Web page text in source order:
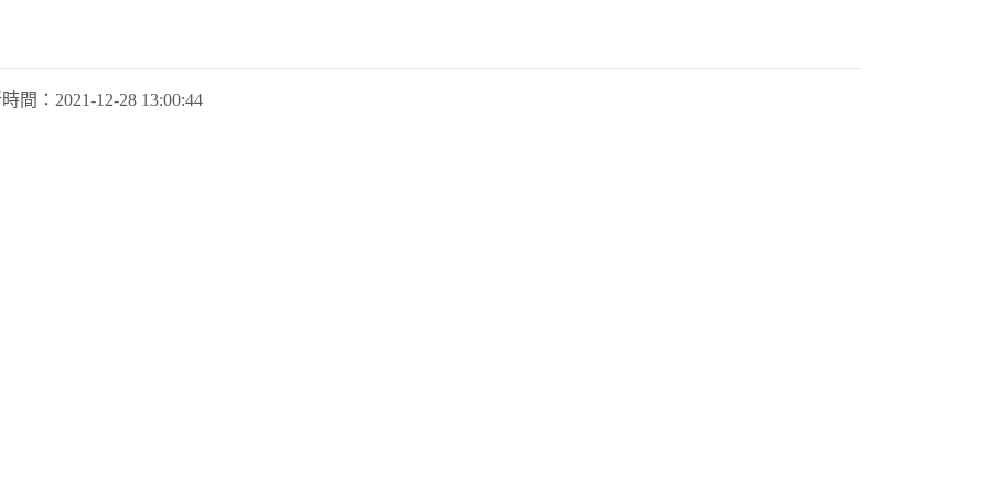
間： 2021-12-28 13:00:44